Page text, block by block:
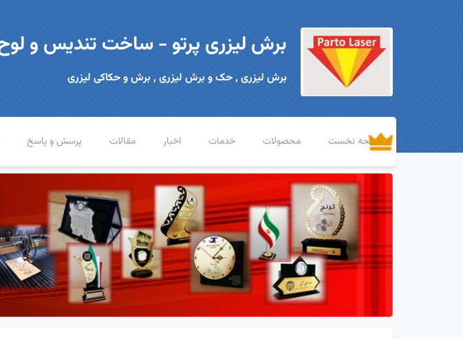
برش لیزری پرتو - ساخت تندیس و
برش لیزری , حک و برش لیزری , برش و حکاکی لیزری
صفحه نخست محصولات خدمات اخبار مقالات پرسش و پاسخ